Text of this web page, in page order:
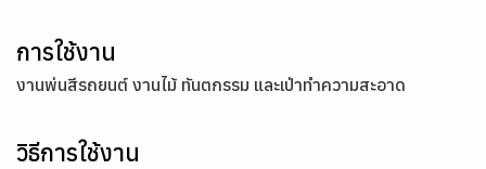
การใช้งาน
งานพ่นสีรถยนต์ งานไม้ ทันตกรรม และเป่าทำความสะอาด
วิธีการใช้งาน